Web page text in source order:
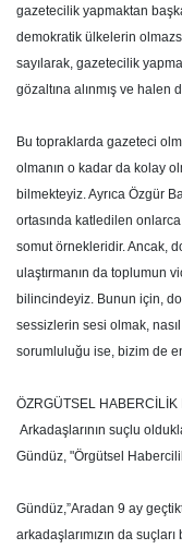
gazetecilik yapmaktan
demokratik ülkelerin
sayılarak, gazetecilik
gözaltına alınmış ve halen
Bu topraklarda gazeteci
olmanın o kadar da kolay
bilmekteyiz. Ayrıca Özgür
ortasında katledilen
somut örnekleridir. Ancak,
ulaştırmanın da toplumun
bilincindeyiz. Bunun için,
sessizlerin sesi olmak,
sorumluluğu ise, bizim de
ÖZRGÜTSEL
Arkadaşlarının suçlu
Gündüz, "Örgütsel
Gündüz,”Aradan 9 ay
arkadaşlarımızın da